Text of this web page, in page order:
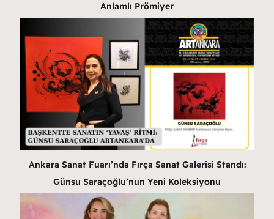
Anlamlı Prömiyer
Ankara Sanat Fuarı’nda Fırça Sanat Galerisi Standı:
Günsu Saraçoğlu’nun Yeni Koleksiyonu